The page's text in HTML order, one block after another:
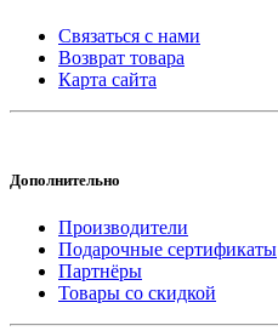
Связаться с нами
Возврат товара
Карта сайта
Дополнительно
Производители
Подарочные сертификаты
Партнёры
Товары со скидкой